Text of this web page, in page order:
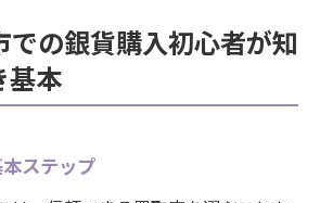
での銀貨購入初心者が知
基本
ステップ